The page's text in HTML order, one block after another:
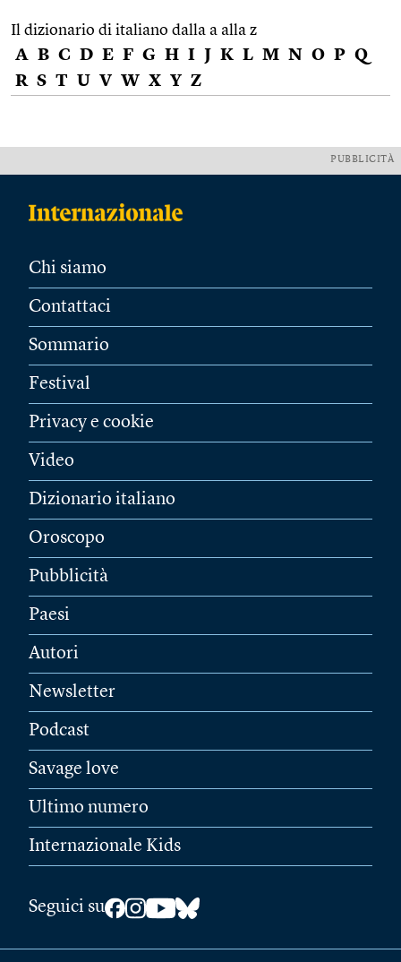
Il dizionario di italiano dalla a alla z
A B C D E F G H I J K L M N O P Q
R S T U V W X Y Z
PUBBLICITÀ
Chi siamo
Contattaci
Sommario
Festival
Privacy e cookie
Video
Dizionario italiano
Oroscopo
Pubblicità
Paesi
Autori
Newsletter
Podcast
Savage love
Ultimo numero
Internazionale Kids
Seguici su